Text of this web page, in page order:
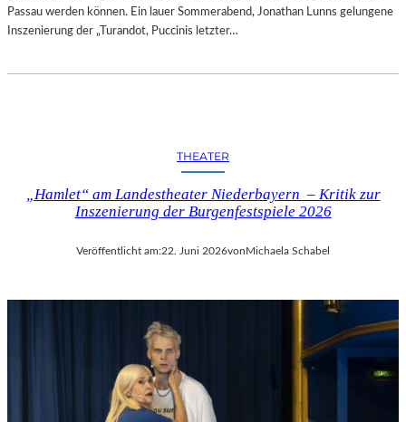
Passau werden können. Ein lauer Sommerabend, Jonathan Lunns gelungene
Inszenierung der „Turandot, Puccinis letzter…
THEATER
„Hamlet“ am Landestheater Niederbayern – Kritik zur
Inszenierung der Burgenfestspiele 2026
Veröffentlicht am:22. Juni 2026vonMichaela Schabel